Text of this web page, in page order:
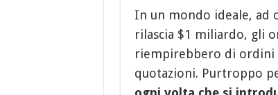
In un mondo ideale, ad
rilascia $1 miliardo, gli
riempirebbero di ordini
quotazioni. Purtroppo